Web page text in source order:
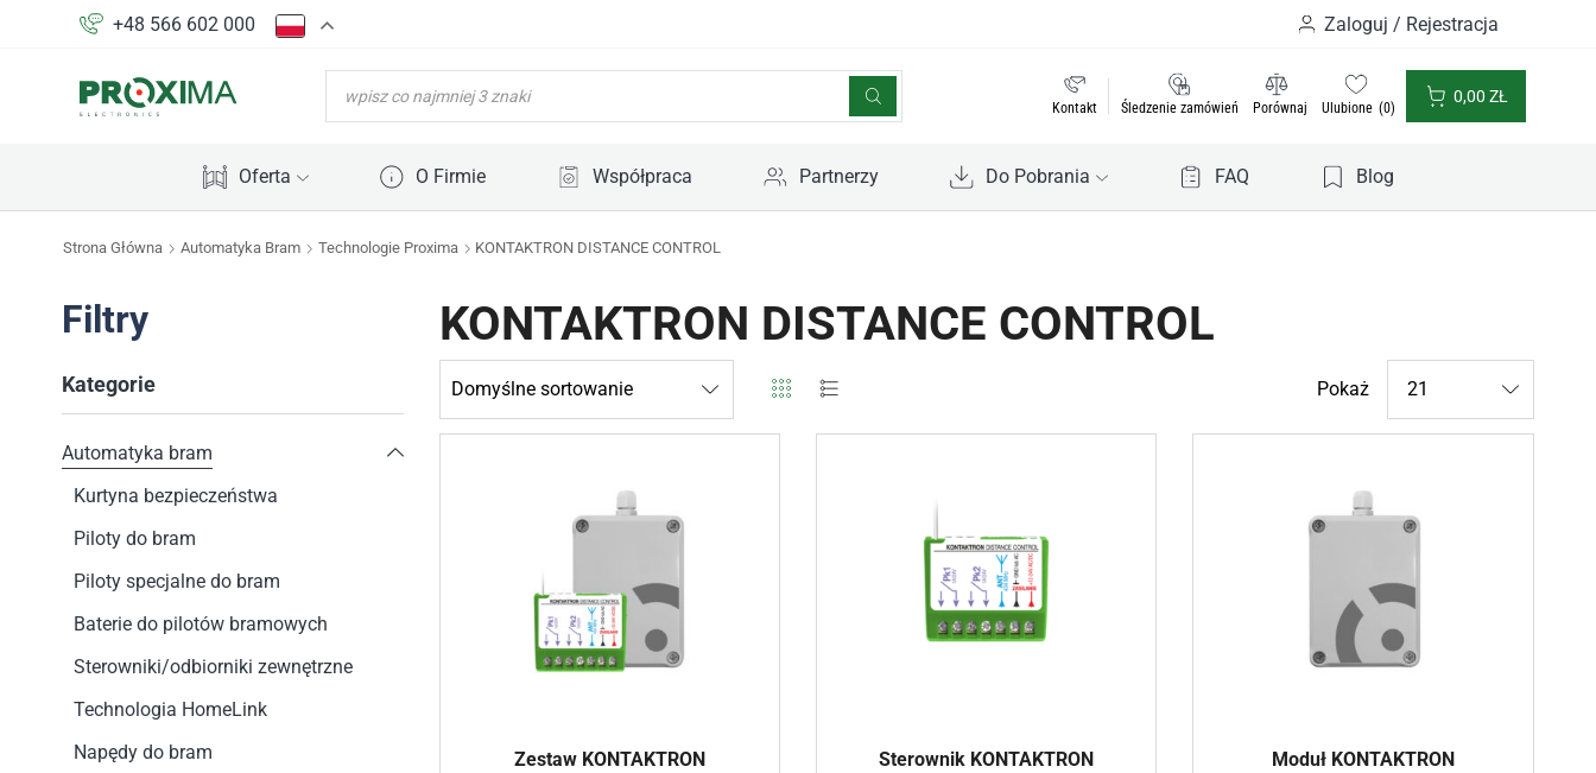
+48 566 602 000 Zaloguj / Rejestracja
WYSZUKIWARKA
PRODUKTÓW
Kontakt Śledzenie zamówień Porównaj Ulubione 0
0,00 ZŁ
Oferta O Firmie Współpraca Partnerzy Do Pobrania FAQ Blog
Strona Główna Automatyka Bram Technologie Proxima KONTAKTRON DISTANCE CONTROL
KONTAKTRON DISTANCE CONTROL
Pokaż
Products
Zestaw KONTAKTRON
Sterownik KONTAKTRON
Moduł KONTAKTRON
Filtry
Kategorie
Automatyka bram
Kurtyna bezpieczeństwa
Piloty do bram
Piloty specjalne do bram
Baterie do pilotów bramowych
Sterowniki/odbiorniki zewnętrzne
Technologia HomeLink
Napędy do bram